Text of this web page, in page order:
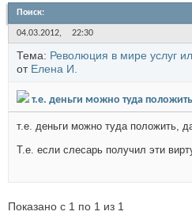
Поиск:
04.03.2012, 22:30
Тема: Революция в мире услуг
от Елена И.
т.е. деньги можно туда
т.е. деньги можно туда положить,
Т.е. если слесарь получил эти
Показано с 1 по 1 из 1